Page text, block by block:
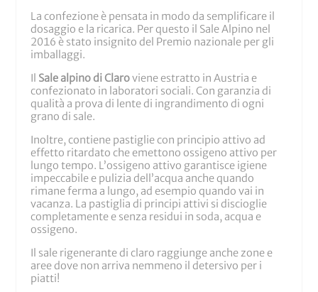
La confezione è pensata in modo da semplificare il
dosaggio e la ricarica. Per questo il Sale Alpino nel
2016 è stato insignito del Premio nazionale per gli
imballaggi.
Il Sale alpino di Claroviene estratto in Austria e
confezionato in laboratori sociali. Con garanzia di
qualità a prova di lente di ingrandimento di ogni
grano di sale.
Inoltre, contiene pastiglie con principio attivo ad
effetto ritardato che emettono ossigeno attivo per
lungo tempo. L’ossigeno attivo garantisce igiene
impeccabile e pulizia dell’acqua anche quando
rimane ferma a lungo, ad esempio quando vai in
vacanza. La pastiglia di principi attivi si discioglie
completamente e senza residui in soda, acqua e
ossigeno.
Il sale rigenerante di claro raggiunge anche zone e
aree dove non arriva nemmeno il detersivo per i
piatti!